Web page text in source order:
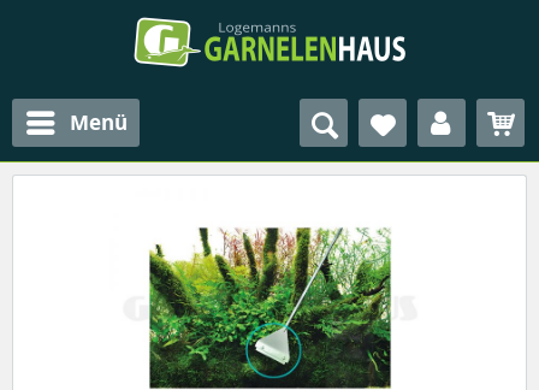
Menü